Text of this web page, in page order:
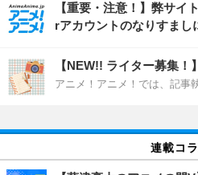
【重要・注意！】弊サイ
rアカウントのなりすまし
【NEW!! ライター募集！】
アニメ！アニメ！では、記事
連載コ